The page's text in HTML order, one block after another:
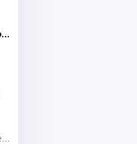
Өмір бойы күліп жүрсек шіркін ай
Арайлым Мамырбекқызы